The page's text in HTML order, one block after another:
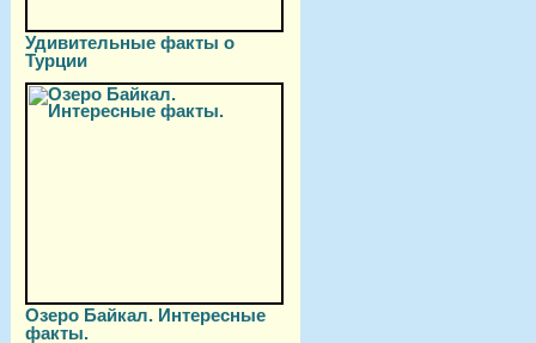
Удивительные факты о
Турции
Озеро Байкал. Интересные
факты.